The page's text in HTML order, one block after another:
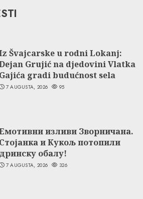
Švajcarske u rodni Lokanj:
Grujić na djedovini Vlatka
Gajića gradi budućnost sela
7 AUGUSTA, 2026 95
изливи Зворничана.
Стојанка и Кукољ потопили
дринску обалу!
7 AUGUSTA, 2026 326